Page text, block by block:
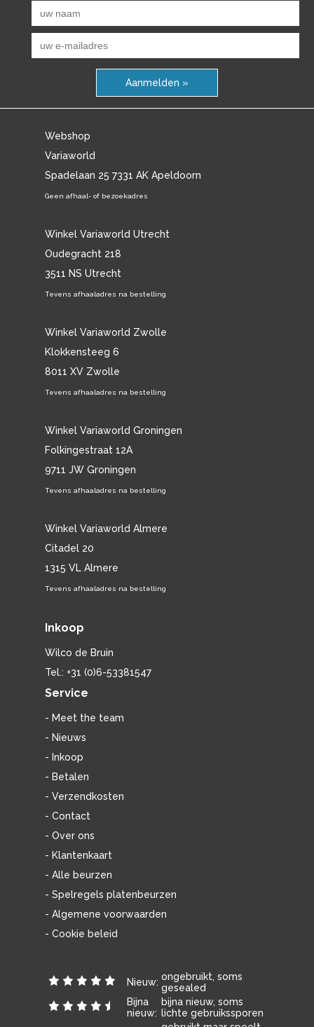
Aanmelden »
Webshop
Variaworld
Spadelaan 25 7331 AK Apeldoorn
Geen afhaal- of bezoekadres
Winkel Variaworld Utrecht
Oudegracht 218
3511 NS Utrecht
Tevens afhaaladres na bestelling
Winkel Variaworld Zwolle
Klokkensteeg 6
8011 XV Zwolle
Tevens afhaaladres na bestelling
Winkel Variaworld Groningen
Folkingestraat 12A
9711 JW Groningen
Tevens afhaaladres na bestelling
Winkel Variaworld Almere
Citadel 20
1315 VL Almere
Tevens afhaaladres na bestelling
Inkoop
Wilco de Bruin
Tel.: +31 (0)6-53381547
Service
- Meet the team
- Nieuws
- Inkoop
- Betalen
- Verzendkosten
- Contact
- Over ons
- Klantenkaart
- Alle beurzen
- Spelregels platenbeurzen
- Algemene voorwaarden
- Cookie beleid
Nieuw: ongebruikt, soms
gesealed
Bijna
nieuw:
bijna nieuw, soms
lichte gebruikssporen